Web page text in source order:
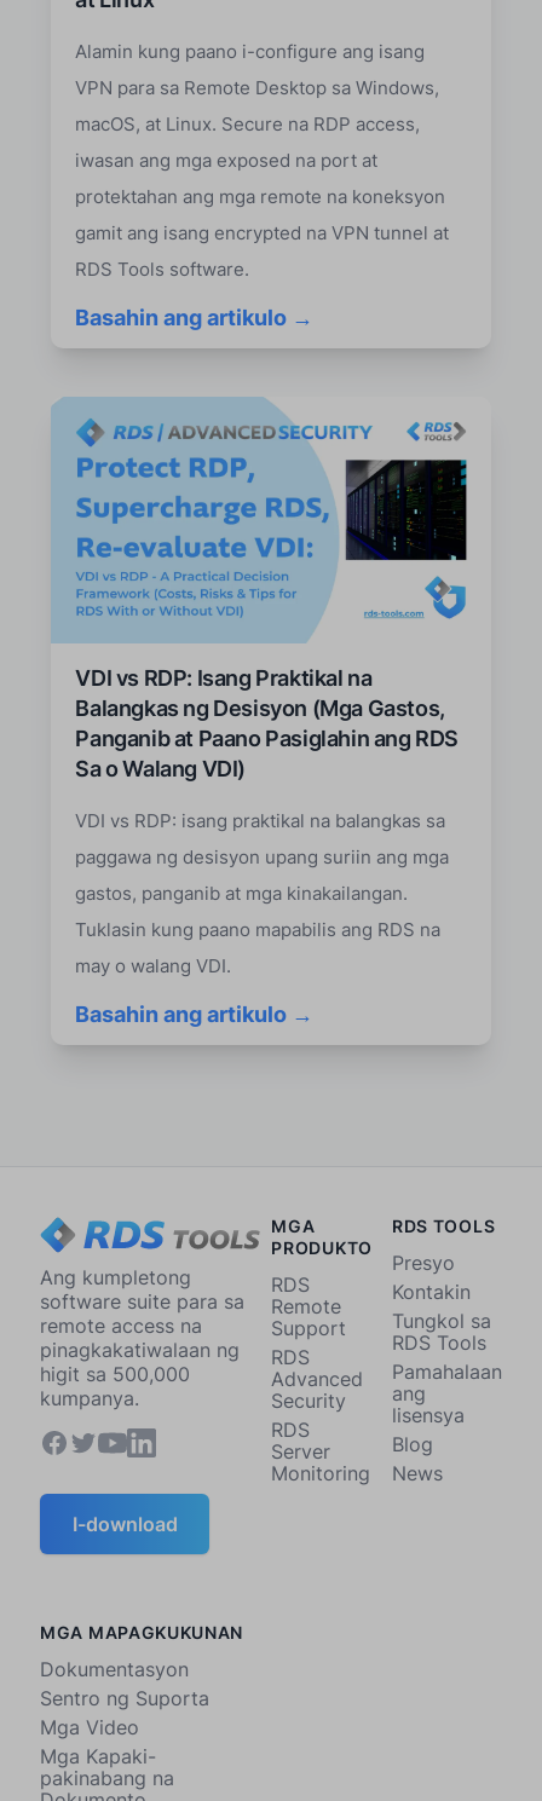
Alamin kung paano i-configure ang isang
VPN para sa Remote Desktop sa Windows,
macOS, at Linux. Secure na RDP access,
iwasan ang mga exposed na port at
protektahan ang mga remote na koneksyon
gamit ang isang encrypted na VPN tunnel at
RDS Tools software.
Basahin ang artikulo →
VDI vs RDP: Isang Praktikal na
Balangkas ng Desisyon (Mga Gastos,
Panganib at Paano Pasiglahin ang RDS
Sa o Walang VDI)
VDI vs RDP: isang praktikal na balangkas sa
paggawa ng desisyon upang suriin ang mga
gastos, panganib at mga kinakailangan.
Tuklasin kung paano mapabilis ang RDS na
may o walang VDI.
Basahin ang artikulo →
Ang kumpletong
software suite para sa
remote access na
pinagkakatiwalaan ng
higit sa 500,000
kumpanya.
I-download
MGA
PRODUKTO
RDS
Remote
Support
RDS
Advanced
Security
RDS
Server
Monitoring
MGA MAPAGKUKUNAN
Dokumentasyon
Sentro ng Suporta
Mga Video
Mga Kapaki-
pakinabang na
RDS TOOLS
Presyo
Kontakin
Tungkol sa
RDS Tools
Pamahalaan
ang
lisensya
Blog
News